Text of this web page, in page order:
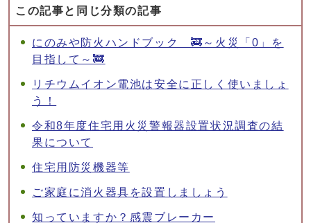
この記事と同じ分類の記事
にのみや防火ハンドブック 🚒～火災「0」を
目指して～🚒
リチウムイオン電池は安全に正しく使いましょ
う！
令和8年度住宅用火災警報器設置状況調査の結
果について
住宅用防災機器等
ご家庭に消火器具を設置しましょう
知っていますか？感震ブレーカー